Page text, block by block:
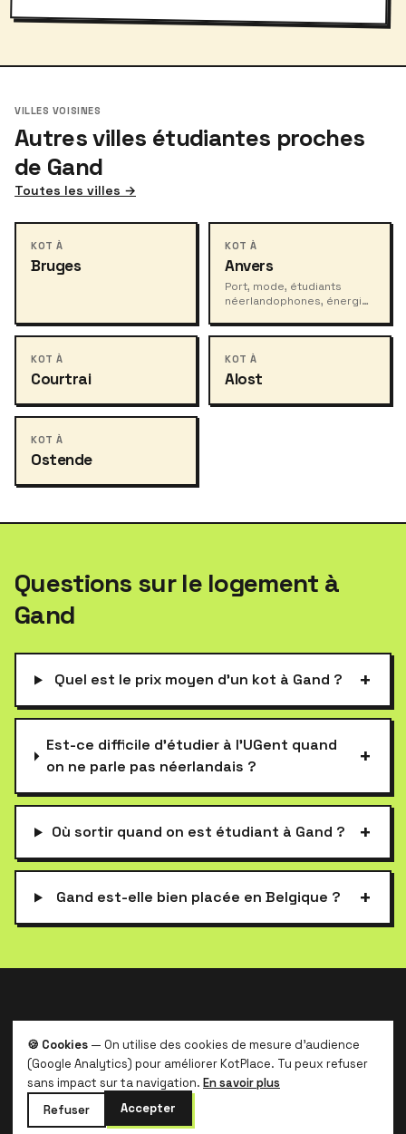
VILLES VOISINES
Autres villes étudiantes proches
de Gand
Toutes les villes →
KOT À
Bruges
KOT À
Anvers
Port, mode, étudiants
néerlandophones, énergie
KOT À
Courtrai
KOT À
Alost
KOT À
Ostende
Questions sur le logement à
Gand
Quel est le prix moyen d'un kot à Gand ? +
Est-ce difficile d'étudier à l'UGent quand
on ne parle pas néerlandais ?
+
Où sortir quand on est étudiant à Gand ? +
Gand est-elle bien placée en Belgique ? +
kotplace.
Le logement étudiant belge, sans galère et
sans commission.
🍪 Cookies — On utilise des cookies de mesure d'audience
(Google Analytics) pour améliorer KotPlace. Tu peux refuser
sans impact sur ta navigation. En savoir plus
Refuser
Accepter